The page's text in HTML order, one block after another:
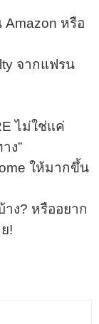
หรือ
จากแฟรน
ไม่ใช่แค่
ง”
ให้มากขึ้น
ง? หรืออยาก
!